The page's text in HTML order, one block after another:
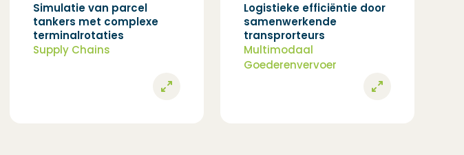
Simulatie van parcel
tankers met complexe
terminalrotaties
Supply Chains
Logistieke efficiëntie door
samenwerkende
transprorteurs
Multimodaal
Goederenvervoer